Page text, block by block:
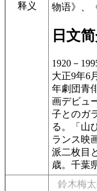
释义
物语》、
日文
1920－
大正9年6
年劇団青
画デビュ
子とのガ
る。「山
ランス映
派二枚目
歳。千葉
鈴木梅